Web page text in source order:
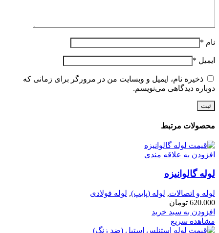
نام *
ایمیل *
ذخیره نام، ایمیل و وبسایت من در مرورگر برای زمانی که
دوباره دیدگاهی می‌نویسم.
محصولات مرتبط
افزودن به علاقه مندی
لوله گالوانیزه
لوله و اتصالات, لوله (پایپ), لوله فولادی
620.000 تومان
افزودن به سبد خرید
مشاهده سریع